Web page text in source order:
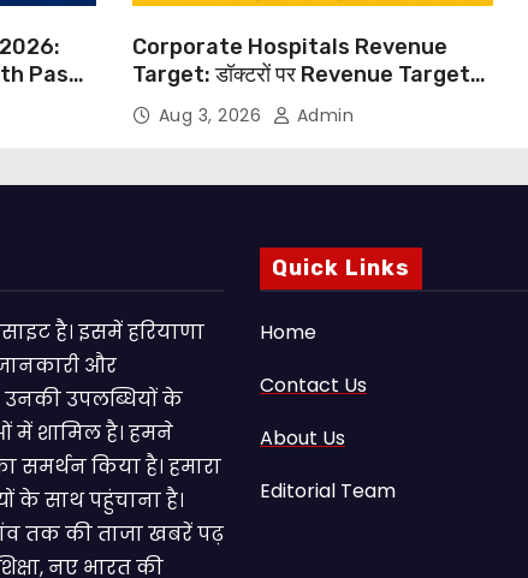
Pass
Corporate Hospitals Revenue
Target: डॉक्टरों पर Revenue Targets
थोपने के खिलाफ DMA India का बड़ा कदम,
NHRC से Suo Motu जांच की मांग
Aug 3, 2026 Admin
है। इसमें हरियाणा
और
उनकी उपलब्धियों के
में शामिल है। हमने
समर्थन किया है। हमारा
साथ पहुंचाना है।
तक की ताजा खबरें पढ़
नए भारत की
Quick Links
Home
Contact Us
About Us
Editorial Team